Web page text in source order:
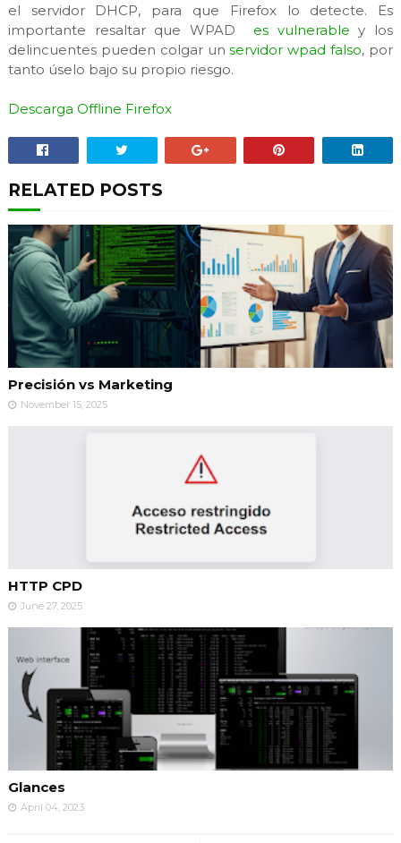
el servidor DHCP, para que Firefox lo detecte. Es
importante resaltar que WPAD es vulnerable y los
delincuentes pueden colgar unservidor wpad falso, por
tanto úselo bajo su propio riesgo.
Descarga Offline Firefox
RELATED POSTS
Precisión vs Marketing
November 15, 2025
HTTP CPD
June 27, 2025
Glances
April 04, 2023